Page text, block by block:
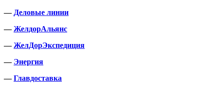
— Деловые линии
—ЖелдорАльянс
—ЖелДорЭкспедиция
— Энергия
—Главдоставка